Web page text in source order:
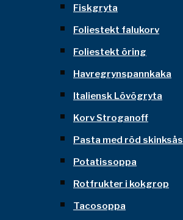
Fiskgryta
Foliestekt falukorv
Foliestekt öring
Havregrynspannkaka
Italiensk Lövögryta
Korv Stroganoff
Pasta med röd skinksås
Potatissoppa
Rotfrukter i kokgrop
Tacosoppa